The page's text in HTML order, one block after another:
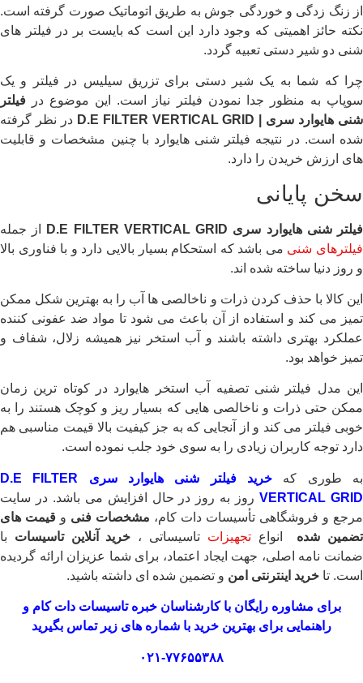
از زنگ زدگی و خوردگی جوش به طریق اتوماتیک صورت گرفته است.
نکته حائز اهمیتی که وجود دارد این است که بایست بر در فیلتر های
شنی دو شیر دستی تعبیه گردد.
چرا که شما به یک شیر دستی برای تزریق سیلیس در فیلتر و یک
سوپاپ به منظور جدا نمودن فیلتر نیاز است. این موضوع در فیلتر
شنی هایوارد سری | D.E FILTER VERTICAL GRID در نظر گرفته
شده است. در نتیجه فیلتر شنی هایوارد با چنین مشخصات و قابلیت
های ارزش خریدن را دارد.
سخن پایانی
فیلتر شنی هایوارد سری D.E FILTER VERTICAL GRID
از جمله
فیلترهای شنی می باشد که استحکام بسیار بالایی دارد و با فناوری بالا
و روز دنیا ساخته شده اند.
این کالا با حذف کردن ذرات و ناخالصی ها آب را به بهترین شکل ممکن
تمیز می کند و استفاده از آن باعث می شود تا مواد ضد عفونی کننده
عملکرد بهتری داشته باشند و آب استخر نیز همیشه زلال، شفاف و
تمیز خواهد بود.
این مدل فیلتر شنی تصفیه آب استخر هایوارد در کوتاه ترین زمان
ممکن حتی ذرات و ناخالصی هایی که بسیار ریز و کوچک هستند را به
خوبی فیلتر می کند و از آنجایی که به جز کیفیت بالا قیمت مناسبی هم
دارد توجه کاربران زیادی را به سوی خود جلب نموده است.
به طوری که
خرید فیلتر شنی هایوارد سری D.E FILTER
VERTICAL GRIDروز به روز در حال افزایش می باشد. در سایت
مرجع و فروشگاهی تأسیسات دات کام، مشخصات فنی و قیمت های
تضمین شده انواعتجهیزات تاسیساتی ، خرید آنلاین تاسیسات با
ضمانت نامه اصلی، جهت ایجاد اعتماد، برای شما عزیزان ارائه گردیده
است. تا خرید اینترنتی امن و تضمین شده ای داشته باشید.
برای مشاوره رایگان با کارشناسان خبرهتاسیسات دات کام و
راهنمایی برای بهترین خرید با شماره های زیر تماس بگیرید
۰۲۱-۷۷۶۵۵۳۸۸